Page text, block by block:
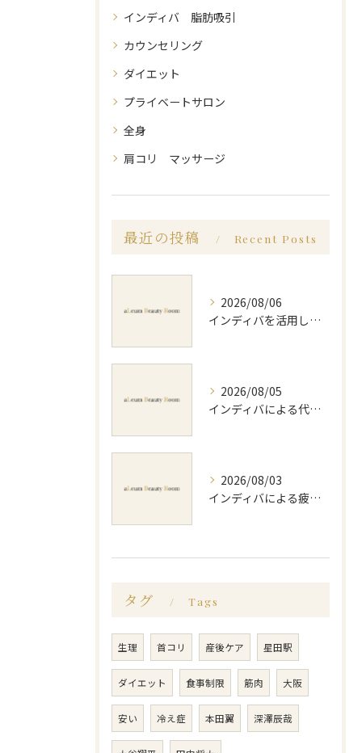
インディバ 脂肪吸引
カウンセリング
ダイエット
プライベートサロン
全身
肩コリ マッサージ
最近の投稿 Recent Posts
2026/08/06
インディバを活用した足痩せ方法とセルライトやむくみ改善のポイント
2026/08/05
インディバによる代謝アップのビフォーアフター実体験と効果的な回数の見極め方
2026/08/03
インディバによる疲労回復の効果的なメソッドと持続力を徹底解説
タグ Tags
生理 首コリ 産後ケア 星田駅
ダイエット 食事制限 筋肉 大阪
安い 冷え症 本田翼 深澤辰哉